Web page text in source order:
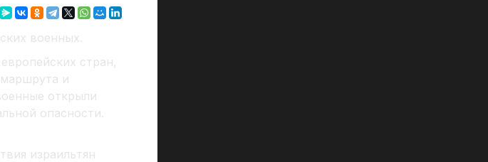
военных.
стран,
маршрута и
открыли
опасности.
израильтян